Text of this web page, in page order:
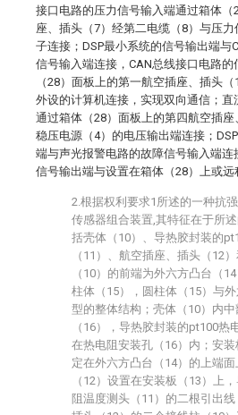
接口电路的压力信号输入端通过箱体
座、插头（7）经第二电缆（8）与压
子连接；DSP最小系统的信号输出端与
信号输入端连接，CAN总线接口电路
（28）面板上的第一航空插座、插头
外设的计算机连接，实现双向通信；
通过箱体（28）面板上的第四航空插
稳压电源（4）的电压输出端连接；
端与声光报警电路的故障信号输入端
信号输出端与设置在箱体（28）上或远
2.根据权利要求1所述的一种抗
传感器组合装置,其特征在于所
括壳体（10）、导热胶封装的
（11）、航空插座、插头（12
（10）的前端为外六方凸台（
柱体（15），圆柱体（15）与
型的整体结构；壳体（10）内
（16），导热胶封装的pt100热
在热电阻安装孔（16）内；安
定在外六方凸台（14）的上端
（12）设置在安装板（13）上
阻温度测头（11）的二根引出线